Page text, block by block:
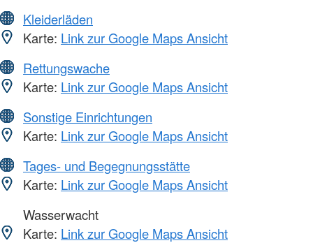
Kleiderläden
Karte: Link zur Google Maps Ansicht
Rettungswache
Karte: Link zur Google Maps Ansicht
Sonstige Einrichtungen
Karte: Link zur Google Maps Ansicht
Tages- und Begegnungsstätte
Karte: Link zur Google Maps Ansicht
Wasserwacht
Karte: Link zur Google Maps Ansicht